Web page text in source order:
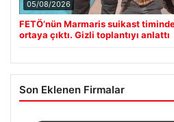
05/08/2026
FETÖ’nün Marmaris suikast
ortaya çıktı. Gizli toplantıyı anlattı
Son Eklenen Firmalar